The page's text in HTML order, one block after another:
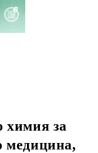
химия за
медицина,